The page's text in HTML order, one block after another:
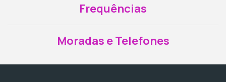
Frequências
Moradas e Telefones